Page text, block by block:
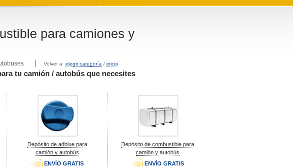
para camiones y
Volver a: elegir categoría / inicio
tu camión / autobús que necesites
Depósito de adblue para
camión y autobús
ENVÍO GRATIS
Depósito de combustible para
camión y autobús
ENVÍO GRATIS